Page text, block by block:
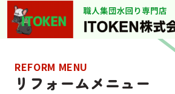
REFORM MENU
リフォームメニュー